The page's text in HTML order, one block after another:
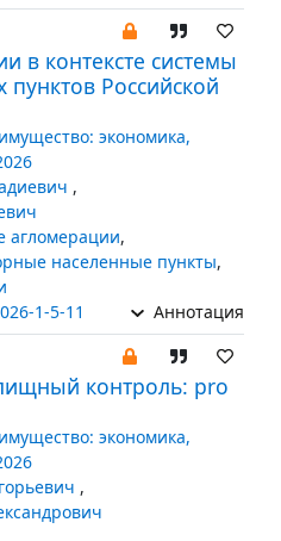
в контексте системы
Российской
экономика,
,
агломерации,
населенные пункты,
1-5-11 Аннотация
контроль: pro
экономика,
,